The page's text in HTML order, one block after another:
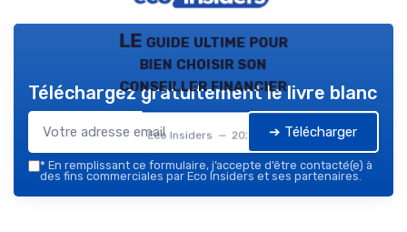
LE guide ultime pour
bien choisir son
conseiller financier
Eco Insiders — 2026
Téléchargez gratuitement le livre blanc
➔ Télécharger
* En remplissant ce formulaire, j’accepte d’être contacté(e) à
des fins commerciales par Eco Insiders et ses partenaires.